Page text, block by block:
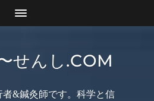
せんし.COM
者&鍼灸師です。科学と信